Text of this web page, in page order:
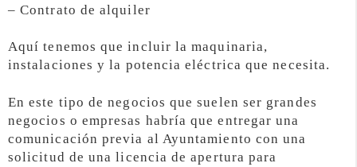
– Contrato de alquiler
Aquí tenemos que incluir la maquinaria,
instalaciones y la potencia eléctrica que necesita.
En este tipo de negocios que suelen ser grandes
negocios o empresas habría que entregar una
comunicación previa al Ayuntamiento con una
solicitud de una licencia de apertura para